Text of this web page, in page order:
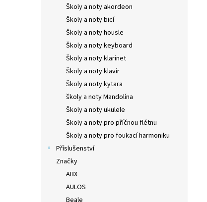
Školy a noty akordeon
Školy a noty bicí
Školy a noty housle
Školy a noty keyboard
Školy a noty klarinet
Školy a noty klavír
Školy a noty kytara
školy a noty Mandolína
Školy a noty ukulele
Školy a noty pro příčnou flétnu
Školy a noty pro foukací harmoniku
Příslušenství
Značky
ABX
AULOS
Beale